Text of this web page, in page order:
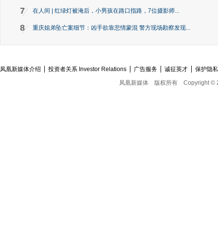
7 在人间 | 红绿灯被淹后，小男孩在路口指路，7位摄影师...
8 重庆姐弟坠亡案细节：凶手欲靠悲情蒙混 警方现场勘察发现...
凤凰新媒体介绍 投资者关系 Investor Relations 广告服务 诚征英才
保护隐
凤凰新媒体
版权所有 Copyright ©